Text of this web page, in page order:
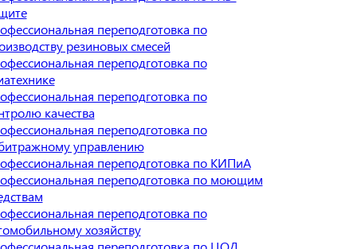
переподготовка по
резиновых смесей
переподготовка по
переподготовка по
качества
переподготовка по
управлению
переподготовка по КИПиА
переподготовка по моющим
переподготовка по
хозяйству